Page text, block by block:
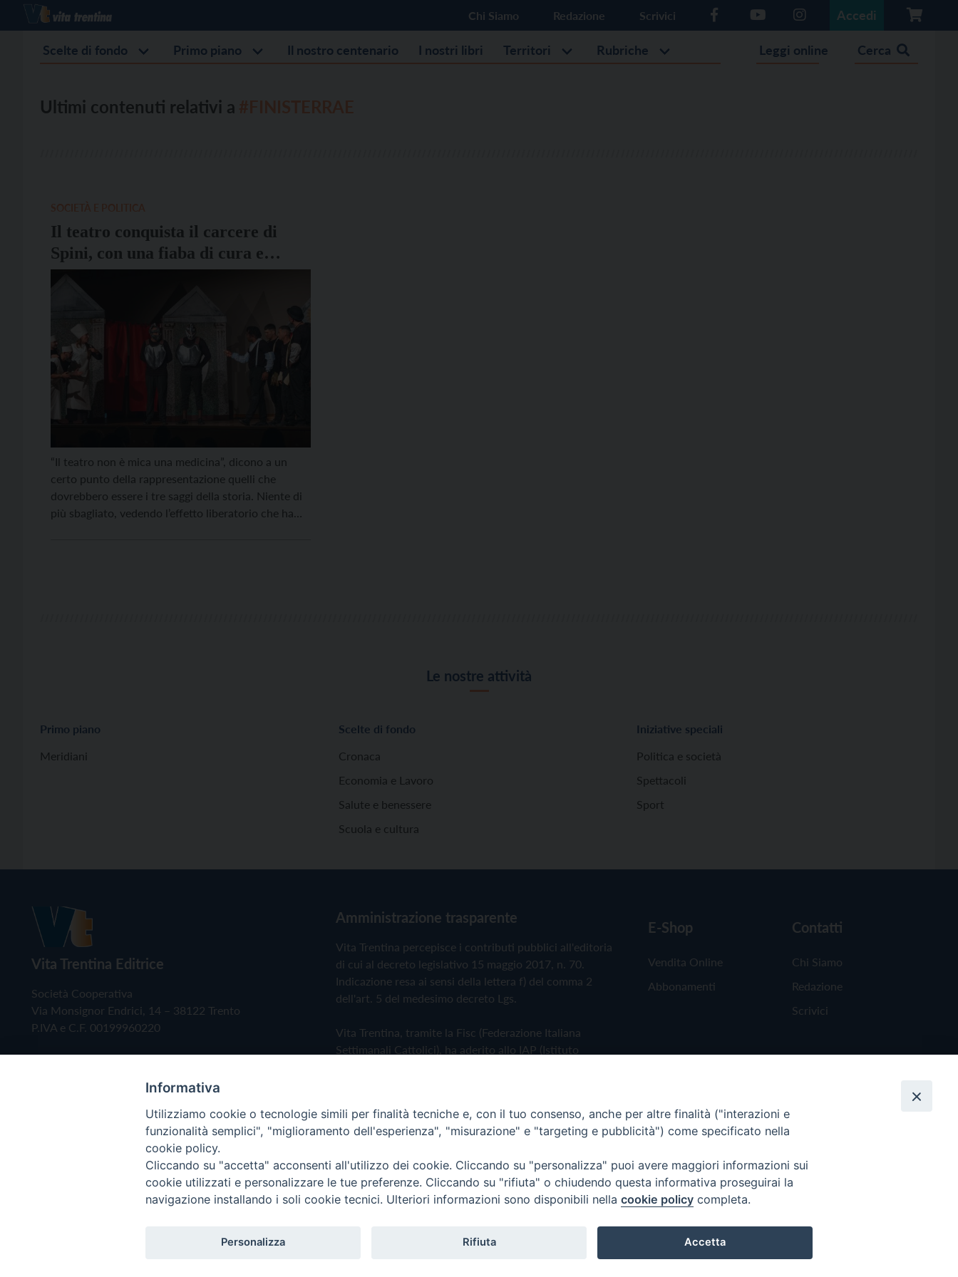
Chi Siamo Redazione Scrivici Accedi
Scelte di fondo Primo piano Il nostro centenario I nostri libri Territori Rubriche Leggi online Cerca
Ultimi contenuti relativi a
Il teatro conquista il carcere di
Spini, con una fiaba di cura e
libertà
“Il teatro non è mica una medicina”, dicono a un
certo punto della rappresentazione quelli che
dovrebbero essere i tre saggi della storia. Niente di
più sbagliato, vedendo l’effetto liberatorio che ha
Le nostre attività
Primo piano
Meridiani
Scelte di fondo
Cronaca
Economia e Lavoro
Salute e benessere
Scuola e cultura
Iniziative speciali
Politica e società
Spettacoli
Sport
Vita Trentina Editrice
Società Cooperativa
Via Monsignor Endrici, 14 – 38122 Trento
P.IVA e C.F. 00199960220
Amministrazione trasparente
Vita Trentina percepisce i contributi pubblici all'editoria
di cui al decreto legislativo 15 maggio 2017, n. 70.
Indicazione resa ai sensi della lettera f) del comma 2
dell'art. 5 del medesimo decreto Lgs.
Vita Trentina, tramite la Fisc (Federazione Italiana
Settimanali Cattolici), ha aderito allo IAP (Istituto
Privacy Policy Cookie Policy
E-Shop
Vendita Online
Abbonamenti
Contatti
Chi Siamo
Redazione
Scrivici
Copyright © 2019 - Tutti i diritti riservati - Vita Trentina Editrice
Informativa
Utilizziamo cookie o tecnologie simili per finalità tecniche e, con il tuo consenso, anche per altre finalità ("interazioni e
funzionalità semplici", "miglioramento dell'esperienza", "misurazione" e "targeting e pubblicità") come specificato nella
cookie policy.
Cliccando su "accetta" acconsenti all'utilizzo dei cookie. Cliccando su "personalizza" puoi avere maggiori informazioni sui
cookie utilizzati e personalizzare le tue preferenze. Cliccando su "rifiuta" o chiudendo questa informativa proseguirai la
navigazione installando i soli cookie tecnici. Ulteriori informazioni sono disponibili nella cookie policy completa.
Personalizza Rifiuta Accetta